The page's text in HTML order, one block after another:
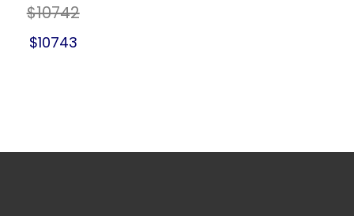
$10742
$10743